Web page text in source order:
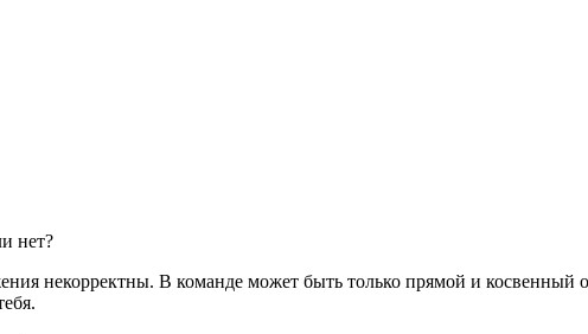
нет?
некорректны. В команде может быть только прямой и косвенный